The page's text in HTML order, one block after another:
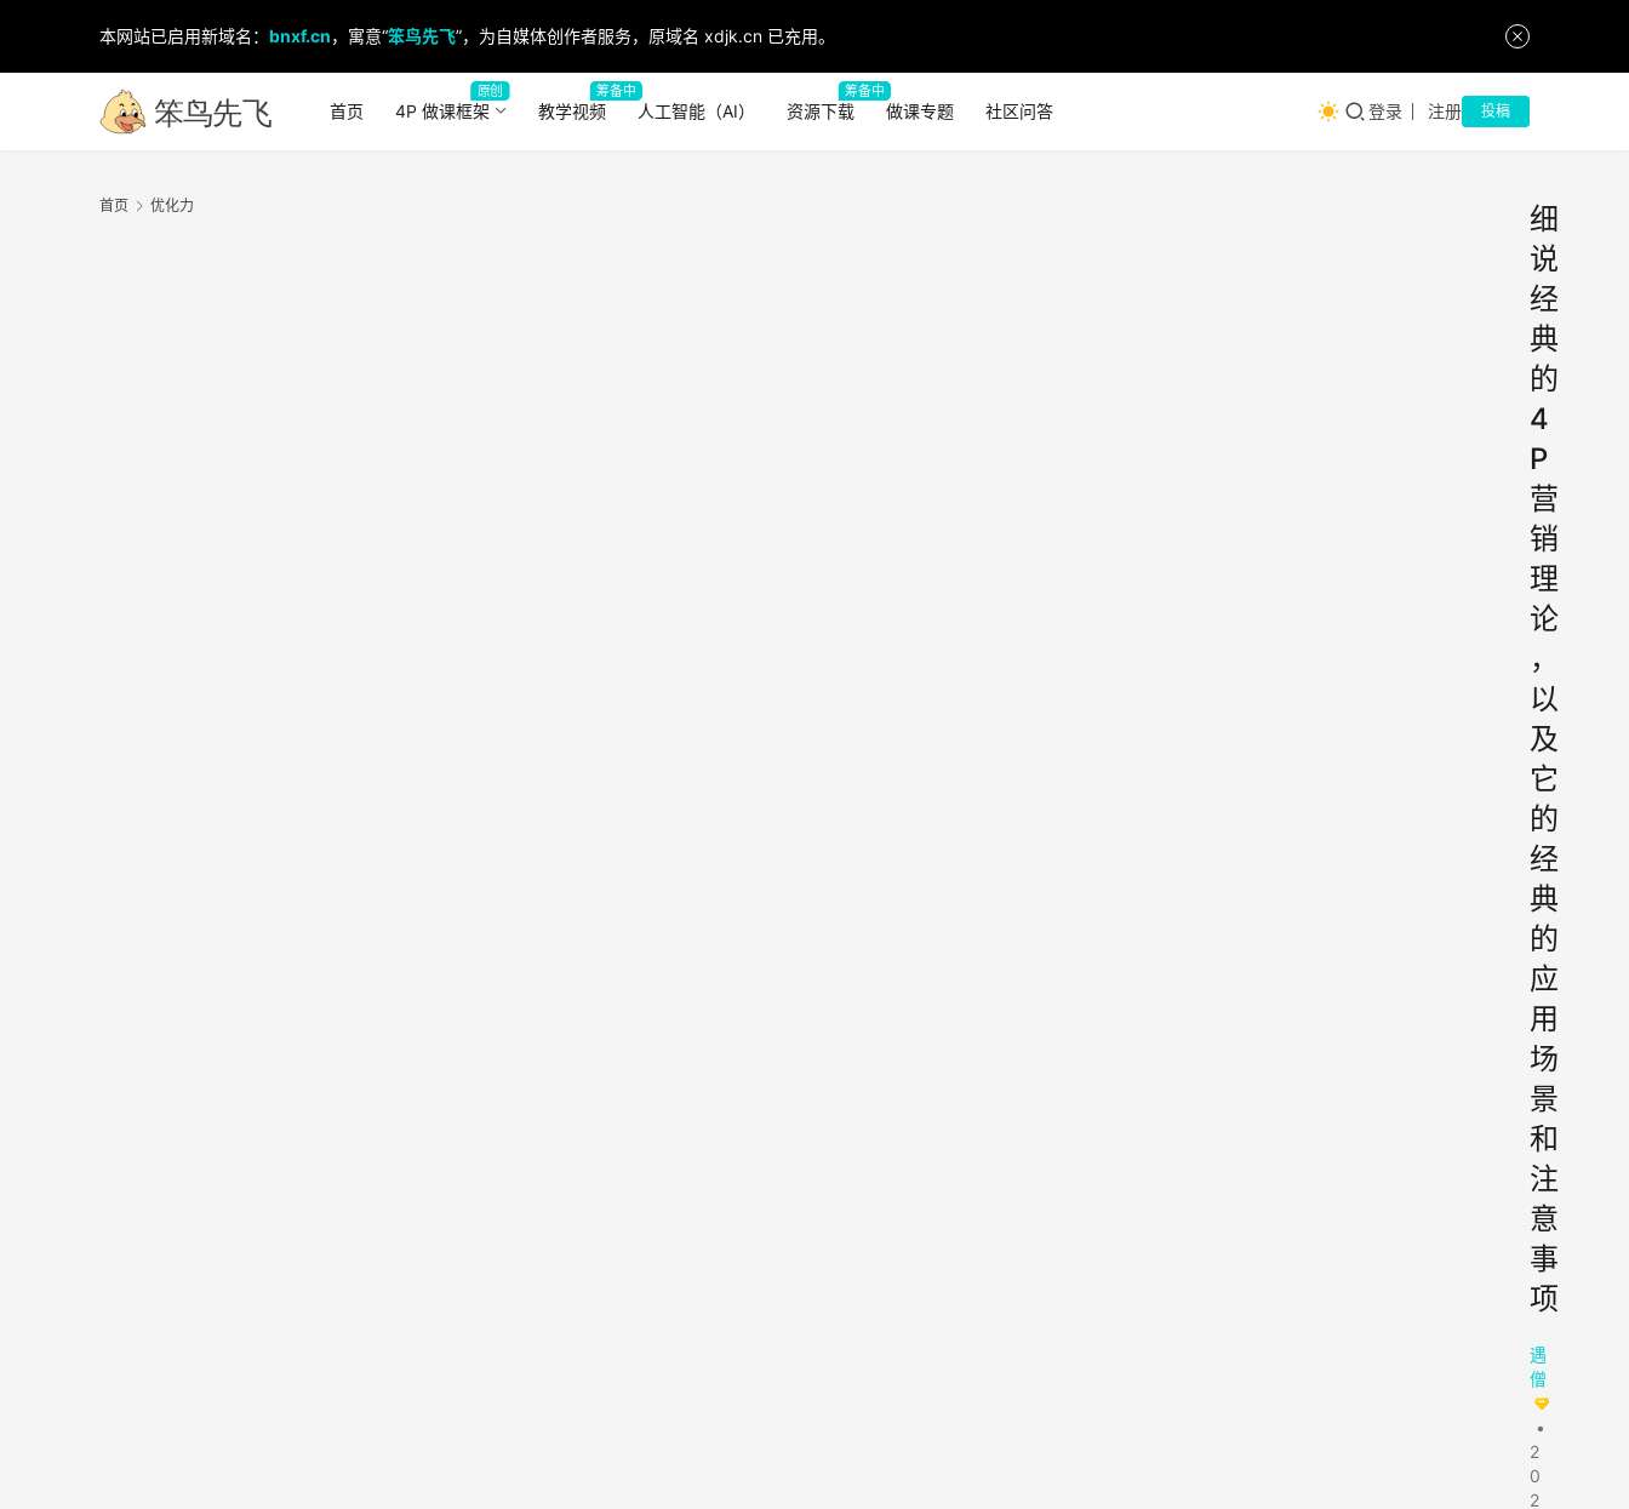
本网站已启用新域名： bnxf.cn，寓意“笨鸟先飞”，为自媒体创作者服务，原域名 xdjk.cn 已充用。
首页 4P 做课框架
原创
教学视频
筹备中
人工智能（AI） 资源下载
筹备中
做课专题 社区问答 登录 注册 投稿
首页 优化力
细
说
经
典
的
4
P
营
销
理
论
，
以
及
它
的
经
典
的
应
用
场
景
和
注
意
事
项
遇
僧
•
2
0
2